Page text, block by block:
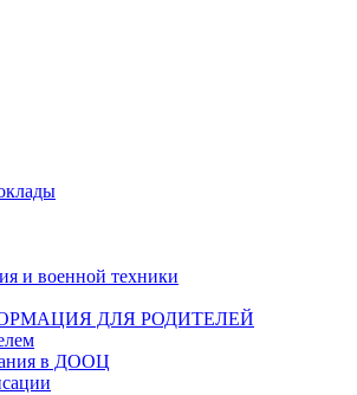
и военной техники
ДЛЯ РОДИТЕЛЕЙ
в ДООЦ